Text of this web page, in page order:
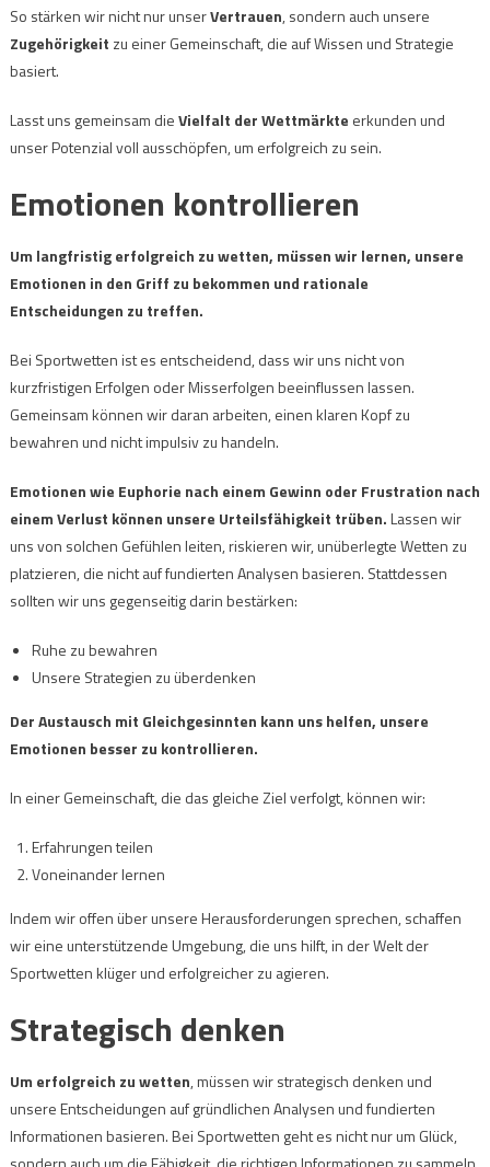
So stärken wir nicht nur unserVertrauen, sondern auch unsere
Zugehörigkeit zu einer Gemeinschaft, die auf Wissen und Strategie
basiert.
Lasst uns gemeinsam dieVielfalt der Wettmärkte erkunden und
unser Potenzial voll ausschöpfen, um erfolgreich zu sein.
Emotionen kontrollieren
Um langfristig erfolgreich zu wetten, müssen wir lernen, unsere
Emotionen in den Griff zu bekommen und rationale
Entscheidungen zu treffen.
Bei Sportwetten ist es entscheidend, dass wir uns nicht von
kurzfristigen Erfolgen oder Misserfolgen beeinflussen lassen.
Gemeinsam können wir daran arbeiten, einen klaren Kopf zu
bewahren und nicht impulsiv zu handeln.
Emotionen wie Euphorie nach einem Gewinn oder Frustration nach
einem Verlust können unsere Urteilsfähigkeit trüben.Lassen wir
uns von solchen Gefühlen leiten, riskieren wir, unüberlegte Wetten zu
platzieren, die nicht auf fundierten Analysen basieren. Stattdessen
sollten wir uns gegenseitig darin bestärken:
Ruhe zu bewahren
Unsere Strategien zu überdenken
Der Austausch mit Gleichgesinnten kann uns helfen, unsere
Emotionen besser zu kontrollieren.
In einer Gemeinschaft, die das gleiche Ziel verfolgt, können wir:
Erfahrungen teilen
Voneinander lernen
Indem wir offen über unsere Herausforderungen sprechen, schaffen
wir eine unterstützende Umgebung, die uns hilft, in der Welt der
Sportwetten klüger und erfolgreicher zu agieren.
Strategisch denken
Um erfolgreich zu wetten, müssen wir strategisch denken und
unsere Entscheidungen auf gründlichen Analysen und fundierten
Informationen basieren. Bei Sportwetten geht es nicht nur um Glück,